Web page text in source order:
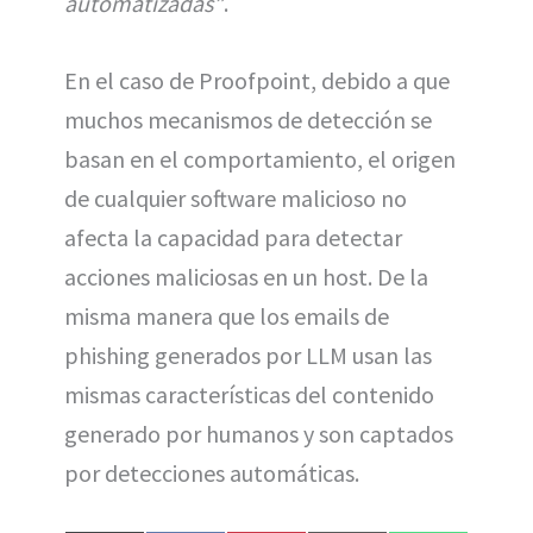
En el caso de Proofpoint, debido a que
muchos mecanismos de detección se
basan en el comportamiento, el origen
de cualquier software malicioso no
afecta la capacidad para detectar
acciones maliciosas en un host. De la
misma manera que los emails de
phishing generados por LLM usan las
mismas características del contenido
generado por humanos y son captados
por detecciones automáticas.